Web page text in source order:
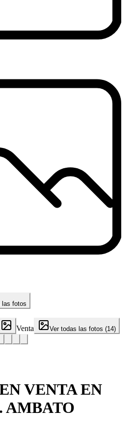
las fotos
Venta
Ver todas las fotos (14)
VENTA EN
AMBATO